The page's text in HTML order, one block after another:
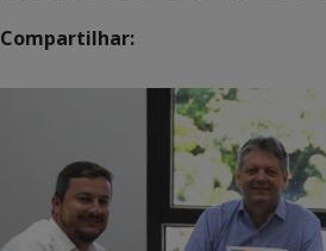
Compartilhar: